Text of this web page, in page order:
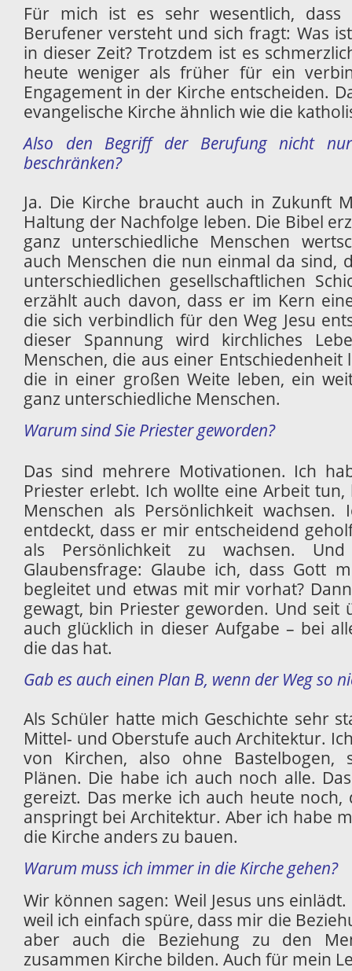
Für mich ist es sehr wesentlich,
Berufener versteht und sich fragt: Was
in dieser Zeit? Trotzdem ist es
heute weniger als früher für ein
Engagement in der Kirche entscheiden.
evangelische Kirche ähnlich wie die
Also den Begriff der Berufung nicht
beschränken?
Ja. Die Kirche braucht auch in Zukunft
Haltung der Nachfolge leben. Die Bibel
ganz unterschiedliche Menschen
auch Menschen die nun einmal da sind,
unterschiedlichen gesellschaftlichen
erzählt auch davon, dass er im Kern
die sich verbindlich für den Weg Jesu
dieser Spannung wird kirchliches
Menschen, die aus einer Entschiedenheit
die in einer großen Weite leben, ein
ganz unterschiedliche Menschen.
Warum sind Sie Priester geworden?
Das sind mehrere Motivationen. Ich
Priester erlebt. Ich wollte eine Arbeit
Menschen als Persönlichkeit
entdeckt, dass er mir entscheidend
als Persönlichkeit zu wachsen.
Glaubensfrage: Glaube ich, dass Gott
begleitet und etwas mit mir vorhat?
gewagt, bin Priester geworden. Und seit
auch glücklich in dieser Aufgabe – bei
die das hat.
Gab es auch einen Plan B, wenn der Weg so
Als Schüler hatte mich Geschichte sehr
Mittel- und Oberstufe auch Architektur.
von Kirchen, also ohne Bastelbogen,
Plänen. Die habe ich auch noch alle.
gereizt. Das merke ich auch heute
anspringt bei Architektur. Aber ich habe
die Kirche anders zu bauen.
Warum muss ich immer in die Kirche gehen?
Wir können sagen: Weil Jesus uns
weil ich einfach spüre, dass mir die
aber auch die Beziehung zu den
zusammen Kirche bilden. Auch für mein